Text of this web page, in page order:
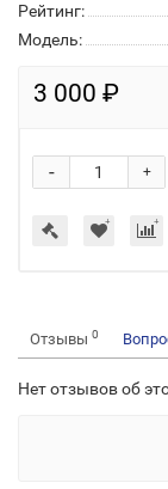
Рейтинг:
Модель:
3 000 ₽
+
-
Отзывы 0
Нет отзывов об